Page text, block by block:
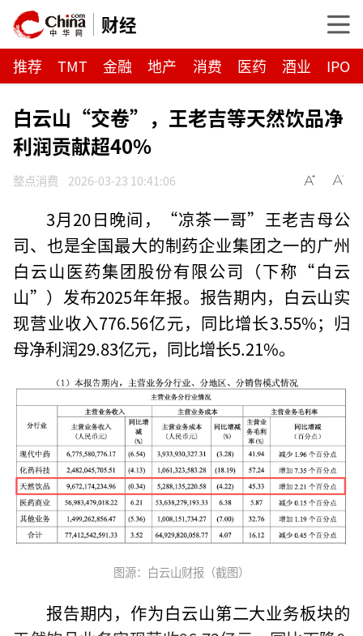
财经
推荐 TMT 金融 地产 消费 医药 酒业 IPO
白云山“交卷”，王老吉等天然饮品净
利润贡献超40%
整点消费 2026-03-23 10:41:06
3月20日晚间，“凉茶一哥”王老吉母公
司、也是全国最大的制药企业集团之一的广州
白云山医药集团股份有限公司（下称“白云
山”）发布2025年年报。报告期内，白云山实
现营业收入776.56亿元，同比增长3.55%；归
母净利润29.83亿元，同比增长5.21%。
图源：白云山财报（截图）
报告期内，作为白云山第二大业务板块的